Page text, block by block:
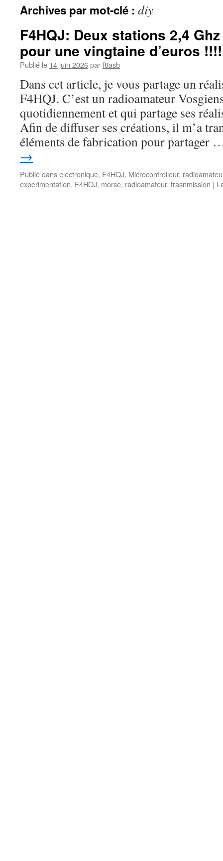
Archives par mot-clé : diy
F4HQJ: Deux stations 2,4
pour une vingtaine d’euros !!!!
Publié le 14 juin 2026parf8asb
Dans cet article, je vous partage un
F4HQJ. C’est un radioamateur
quotidiennement et qui partage ses
Afin de diffuser ses créations, il m’a
éléments de fabrication pour partager
→
Publié danselectronique, F4HQJ, Microcontrolleur,
experimentation, F4HQJ, morse, radioamateur, trasnmission |